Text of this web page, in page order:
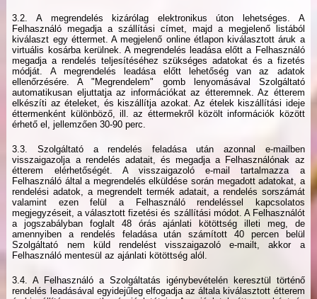
3.2. A megrendelés kizárólag elektronikus úton lehetséges. A
Felhasználó megadja a szállítási címet, majd a megjelenő listából
kiválaszt egy éttermet. A megjelenő online étlapon kiválasztott áruk a
virtuális kosárba kerülnek. A megrendelés leadása előtt a Felhasználó
megadja a rendelés teljesítéséhez szükséges adatokat és a fizetés
módját. A megrendelés leadása előtt lehetőség van az adatok
ellenőrzésére. A "Megrendelem" gomb lenyomásával Szolgáltató
automatikusan eljuttatja az információkat az étteremnek. Az étterem
elkészíti az ételeket, és kiszállítja azokat. Az ételek kiszállítási ideje
éttermenként különböző, ill. az éttermekről közölt információk között
érhető el, jellemzően 30-90 perc.
3.3. Szolgáltató a rendelés feladása után azonnal e-mailben
visszaigazolja a rendelés adatait, és megadja a Felhasználónak az
étterem elérhetőségét. A visszaigazoló e-mail tartalmazza a
Felhasználó által a megrendelés elküldése során megadott adatokat, a
rendelési adatok, a megrendelt termék adatait, a rendelés sorszámát
valamint ezen felül a Felhasználó rendeléssel kapcsolatos
megjegyzéseit, a választott fizetési és szállítási módot. A Felhasználót
a jogszabályban foglalt 48 órás ajánlati kötöttség illeti meg, de
amennyiben a rendelés feladása után számított 40 percen belül
Szolgáltató nem küld rendelést visszaigazoló e-mailt, akkor a
Felhasználó mentesül az ajánlati kötöttség alól.
3.4. A Felhasználó a Szolgáltatás igénybevételén keresztül történő
rendelés leadásával egyidejűleg elfogadja az általa kiválasztott étterem